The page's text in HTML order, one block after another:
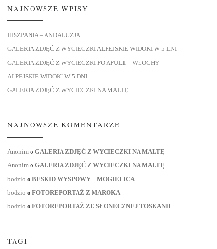
NAJNOWSZE WPISY
HISZPANIA – ANDALUZJA
GALERIA ZDJĘĆ Z WYCIECZKI ALPEJSKIE WIDOKI W 5 DNI
GALERIA ZDJĘĆ Z WYCIECZKI PO APULII – WŁOCHY
ALPEJSKIE WIDOKI W 5 DNI
GALERIA ZDJĘĆ Z WYCIECZKI NA MALTĘ
NAJNOWSZE KOMENTARZE
Anonim o GALERIA ZDJĘĆ Z WYCIECZKI NA MALTĘ
Anonim o GALERIA ZDJĘĆ Z WYCIECZKI NA MALTĘ
bodzio o BESKID WYSPOWY – MOGIELICA
bodzio o FOTOREPORTAŻ Z MAROKA
bodzio o FOTOREPORTAŻ ZE SŁONECZNEJ TOSKANII
TAGI